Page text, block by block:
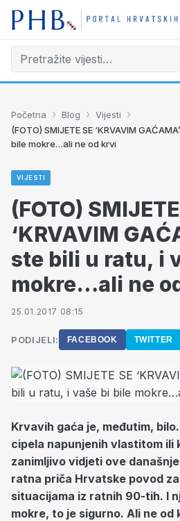
Početna › Blog › Vijesti ›
(FOTO) SMIJETE SE ‘KRVAVIM
bile mokre…ali ne od krvi
VIJESTI
(FOTO)
‘KRVAVIM
ste bili u ratu, i
mokre…ali ne
25.01.2017 08:15
PODIJELI: FACEBOOK TWITTER
Krvavih gaća je, međutim,
cipela napunjenih vlastitom ili
zanimljivo vidjeti ove
ratna priča Hrvatske povod
situacijama iz ratnih 90-tih. I
mokre, to je sigurno. Ali ne od